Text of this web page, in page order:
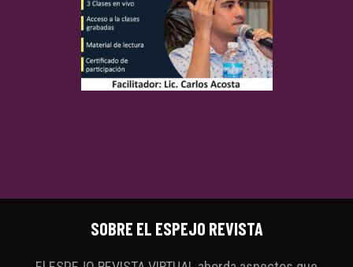
SOBRE EL ESPEJO REVISTA